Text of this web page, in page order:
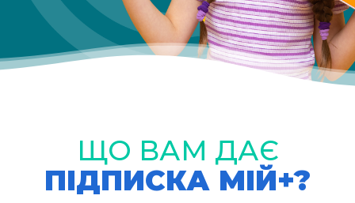
ЩО ВАМ ДАЄ
ПІДПИСКА МІЙ+?